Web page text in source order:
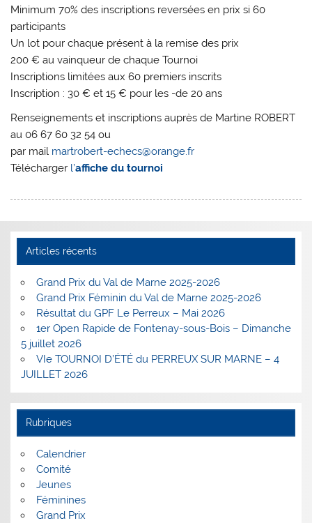
Minimum 70% des inscriptions reversées en prix si 60
participants
Un lot pour chaque présent à la remise des prix
200 € au vainqueur de chaque Tournoi
Inscriptions limitées aux 60 premiers inscrits
Inscription : 30 € et 15 € pour les -de 20 ans
Renseignements et inscriptions auprès de Martine ROBERT
au 06 67 60 32 54 ou
par mail martrobert-echecs@orange.fr
Télécharger l’affiche du tournoi
Articles récents
Grand Prix du Val de Marne 2025-2026
Grand Prix Féminin du Val de Marne 2025-2026
Résultat du GPF Le Perreux – Mai 2026
1er Open Rapide de Fontenay-sous-Bois – Dimanche
5 juillet 2026
VIe TOURNOI D’ÉTÉ du PERREUX SUR MARNE – 4
JUILLET 2026
Rubriques
Calendrier
Comité
Jeunes
Féminines
Grand Prix